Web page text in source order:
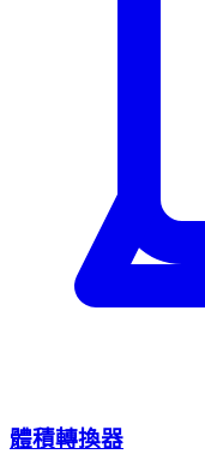
體積轉換器